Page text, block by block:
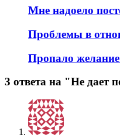
Мне надоело
Проблемы в
Пропало желание
3 ответа на "Не дает